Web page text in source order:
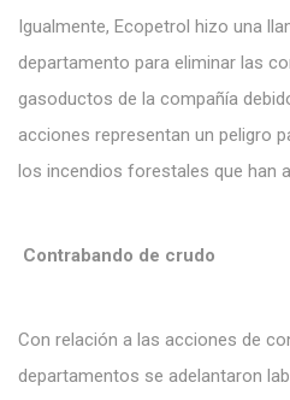
Igualmente, Ecopetrol hizo una
departamento para eliminar las
gasoductos de la compañía
acciones representan un peligro
los incendios forestales que han
Contrabando de crudo
Con relación a las acciones de
departamentos se adelantaron